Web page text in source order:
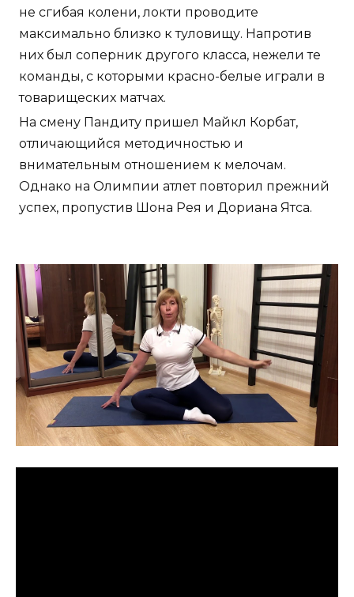
не сгибая колени, локти проводите
максимально близко к туловищу. Напротив
них был соперник другого класса, нежели те
команды, с которыми красно-белые играли в
товарищеских матчах.
На смену Пандиту пришел Майкл Корбат,
отличающийся методичностью и
внимательным отношением к мелочам.
Однако на Олимпии атлет повторил прежний
успех, пропустив Шона Рея и Дориана Ятса.